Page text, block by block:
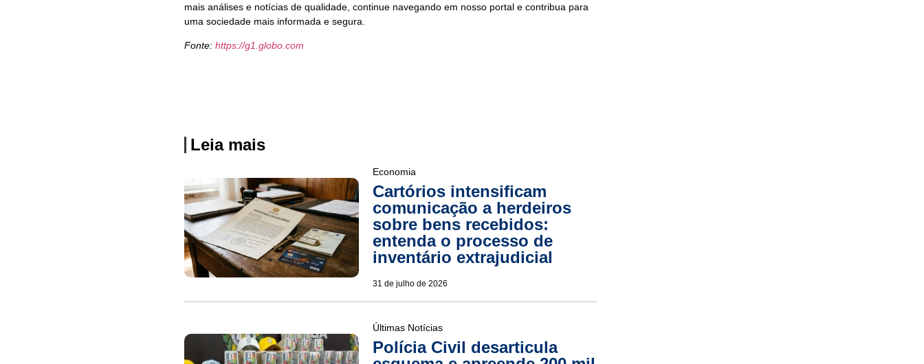
mais análises e notícias de qualidade, continue navegando em nosso portal e contribua para
uma sociedade mais informada e segura.
Fonte: https://g1.globo.com
Leia mais
Economia
Cartórios intensificam
comunicação a herdeiros
sobre bens recebidos:
entenda o processo de
inventário extrajudicial
31 de julho de 2026
Últimas Notícias
Polícia Civil desarticula